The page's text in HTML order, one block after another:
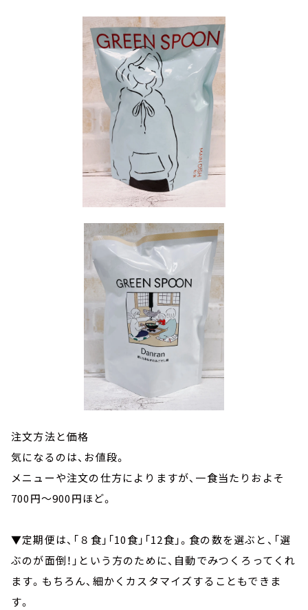
注文方法と価格
気になるのは、お値段。
メニューや注文の仕方によりますが、一食当たりおよそ
700円～900円ほど。
▼定期便は、「８食」「10食」「12食」。食の数を選ぶと、「選
ぶのが面倒！」という方のために、自動でみつくろってくれ
ます。もちろん、細かくカスタマイズすることもできま
す。